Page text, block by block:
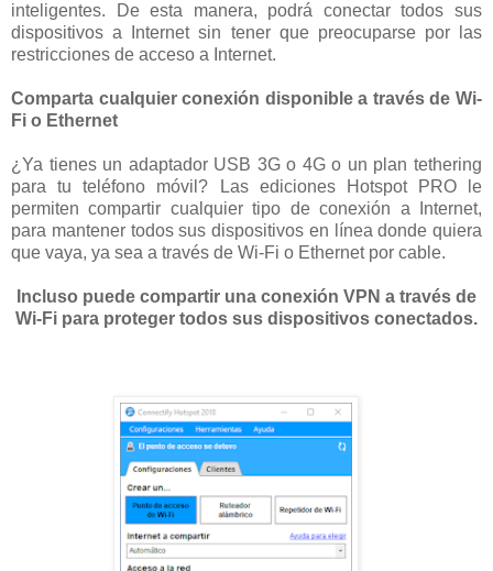
inteligentes. De esta manera, podrá conectar todos sus
dispositivos a Internet sin tener que preocuparse por las
restricciones de acceso a Internet.
Comparta cualquier conexión disponible a través de Wi-
Fi o Ethernet
¿Ya tienes un adaptador USB 3G o 4G o un plan tethering
para tu teléfono móvil? Las ediciones Hotspot PRO le
permiten compartir cualquier tipo de conexión a Internet,
para mantener todos sus dispositivos en línea donde quiera
que vaya, ya sea a través de Wi-Fi o Ethernet por cable.
Incluso puede compartir una conexión VPN a través de
Wi-Fi para proteger todos sus dispositivos conectados.